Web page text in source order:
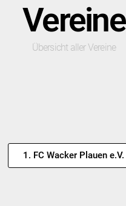
Vereine
Übersicht aller Vereine
1. FC Wacker Plauen e.V.